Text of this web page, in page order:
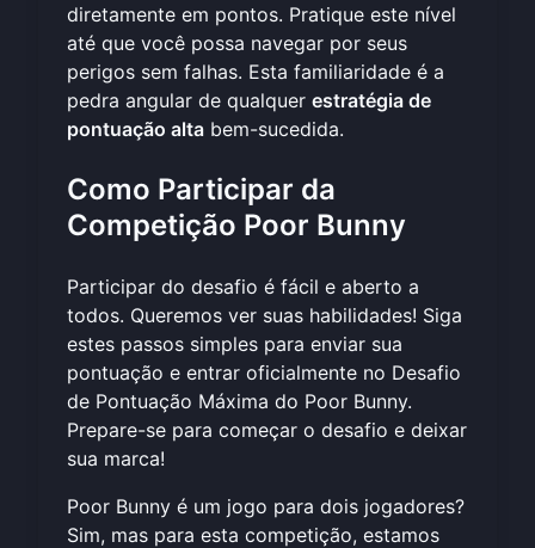
diretamente em pontos. Pratique este nível
até que você possa navegar por seus
perigos sem falhas. Esta familiaridade é a
pedra angular de qualquer estratégia de
pontuação alta bem-sucedida.
Como Participar da
Competição Poor Bunny
Participar do desafio é fácil e aberto a
todos. Queremos ver suas habilidades! Siga
estes passos simples para enviar sua
pontuação e entrar oficialmente no Desafio
de Pontuação Máxima do Poor Bunny.
Prepare-se para começar o desafio e deixar
sua marca!
Poor Bunny é um jogo para dois jogadores?
Sim, mas para esta competição, estamos